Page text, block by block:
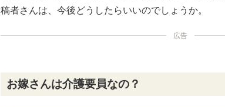
稿者さんは、今後どうしたらいいのでしょうか。
広告
お嫁さんは介護要員なの？